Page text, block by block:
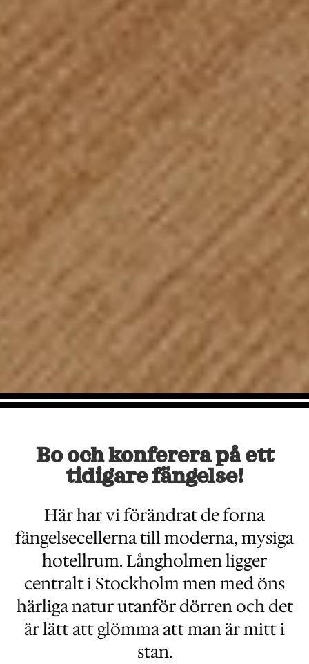
Bo och konferera på ett
tidigare fängelse!
Här har vi förändrat de forna
fängelsecellerna till moderna, mysiga
hotellrum. Långholmen ligger
centralt i Stockholm men med öns
härliga natur utanför dörren och det
är lätt att glömma att man är mitt i
stan.